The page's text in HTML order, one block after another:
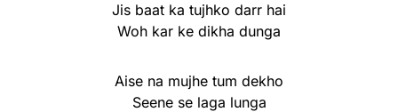
Jis baat ka tujhko darr hai
Woh kar ke dikha dunga
Aise na mujhe tum dekho
Seene se laga lunga